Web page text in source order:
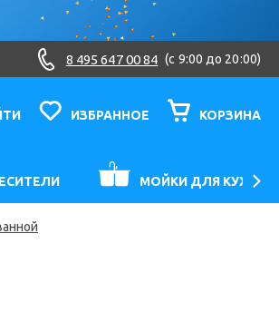
8 495 647 00 84 (c 9:00 до 20:00)
ИЗБРАННОЕ КОРЗИНА
МОЙКИ ДЛЯ КУХНИ